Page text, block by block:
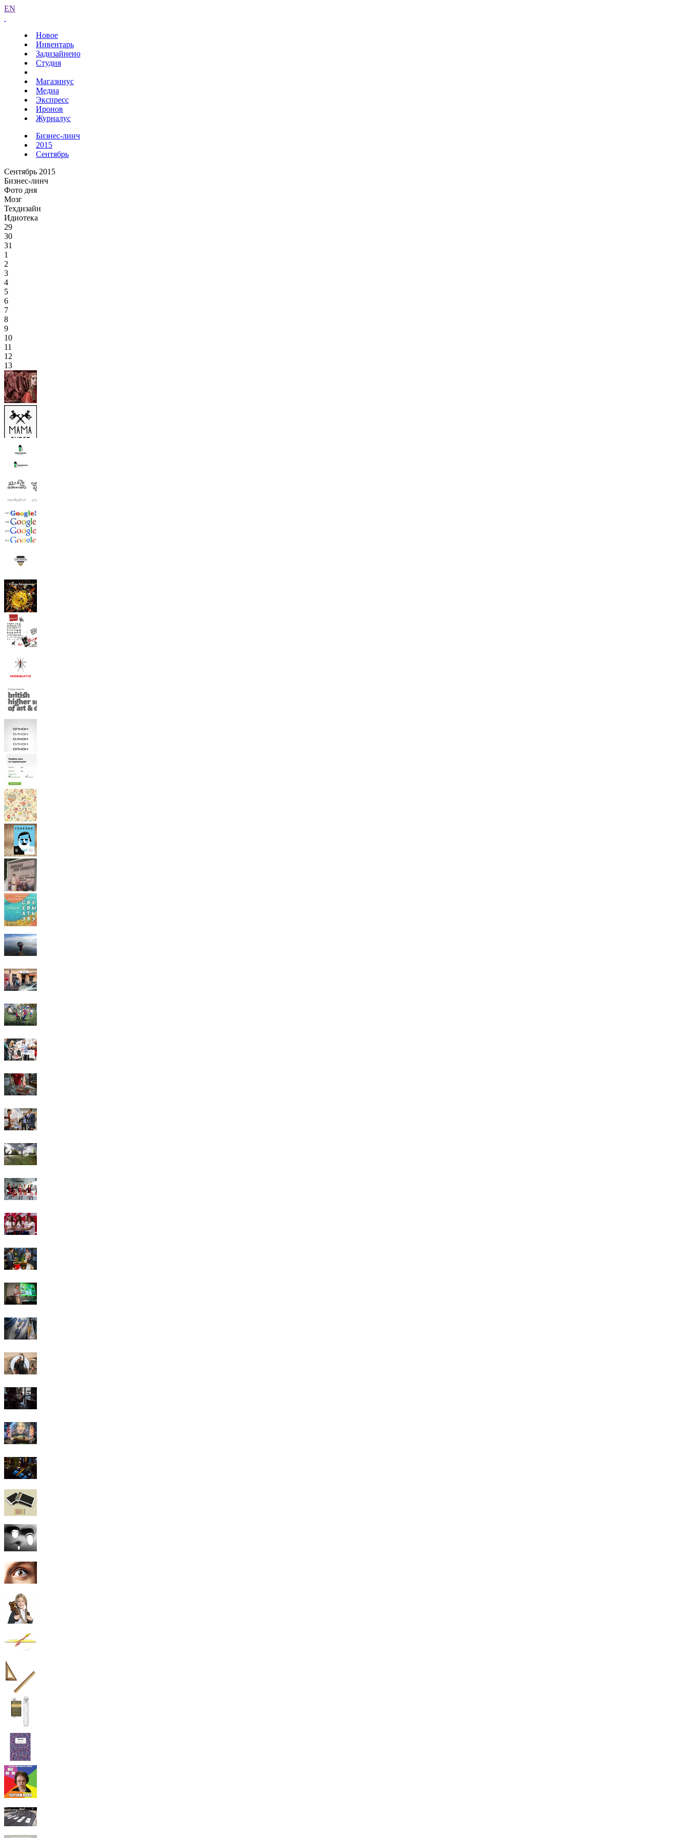
EN
Новое
Инвентарь
Задизайнено
Студия
Магазинус
Медиа
Экспресс
Иронов
Журналус
Бизнес-линч
2015
Сентябрь
Сентябрь 2015
Бизнес-линч
Фото дня
Мозг
Техдизайн
Идиотека
29
30
31
1
2
3
4
5
6
7
8
9
10
11
12
13